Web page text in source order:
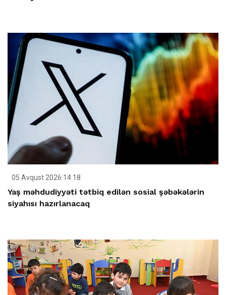
05 Avqust 2026 14:18
Yaş məhdudiyyəti tətbiq edilən sosial şəbəkələrin
siyahısı hazırlanacaq